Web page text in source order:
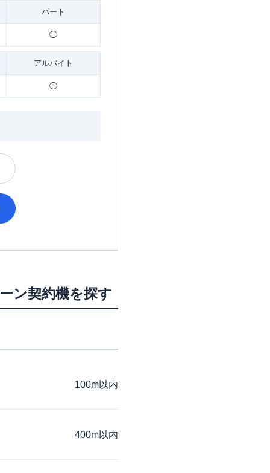
パート
◯
アルバイト
◯
ン契約機を探す
100m以内
400m以内